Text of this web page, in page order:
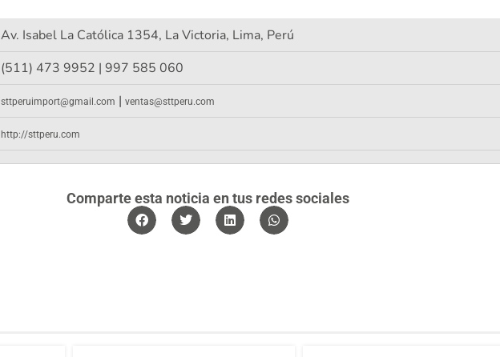
Av. Isabel La Católica 1354, La Victoria, Lima, Perú
(511) 473 9952 | 997 585 060
sttperuimport@gmail.com | ventas@sttperu.com
http://sttperu.com
Comparte esta noticia en tus redes sociales